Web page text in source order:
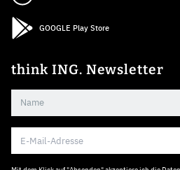
GOOGLE Play Store
think ING. Newsletter